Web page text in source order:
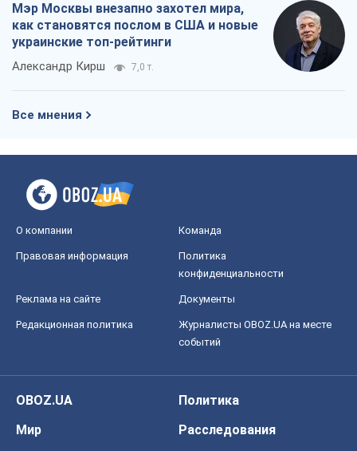
Мэр Москвы внезапно захотел мира,
как становятся послом в США и новые
украинские топ-рейтинги
Александр Кирш 7,0 т.
Все мнения
О компании Команда
Правовая информация
Политика
конфиденциальности
Реклама на сайте Документы
Редакционная политика
Журналисты OBOZ.UA на месте
событий
OBOZ.UA
Политика
Мир
Расследования